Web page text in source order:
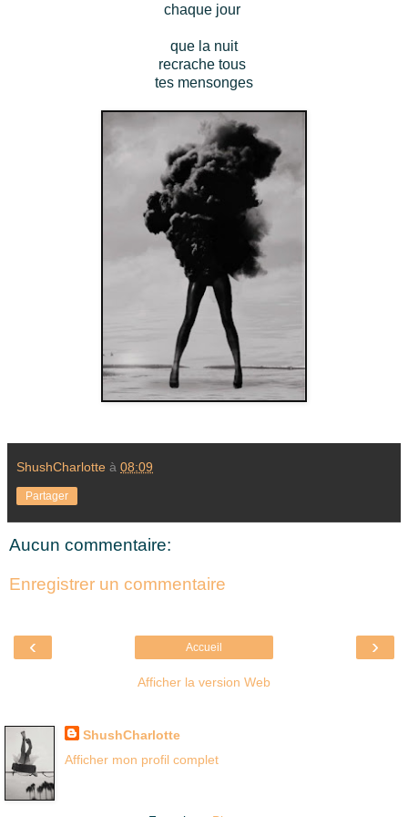
chaque jour
que la nuit
recrache tous
tes mensonges
ShushCharlotte à 08:09
Partager
Aucun commentaire:
Enregistrer un commentaire
‹ ›
Accueil
Afficher la version Web
ShushCharlotte
Afficher mon profil complet